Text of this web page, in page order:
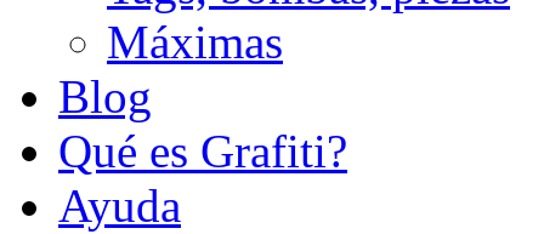
Máximas
Blog
Qué es Grafiti?
Ayuda